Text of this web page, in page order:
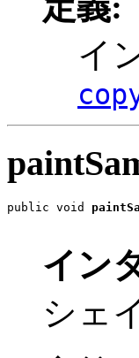
イ
public void
イン
シェ